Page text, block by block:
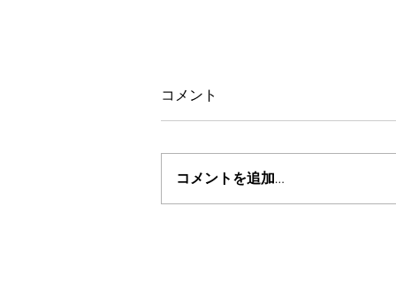
コメント
コメントを追加…